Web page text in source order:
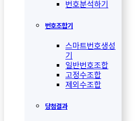
번호분석하기
번호조합기
스마트번호생성
기
일반번호조합
고정수조합
제외수조합
당첨결과